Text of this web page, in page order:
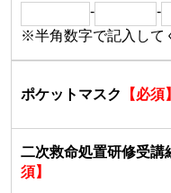
-
-
※半角数字で記入して
ポケットマスク 【必須】
二次救命処置研修受講
須】